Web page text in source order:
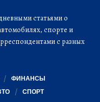
статьями о
спорте и
с разных
ФИНАНСЫ
СПОРТ